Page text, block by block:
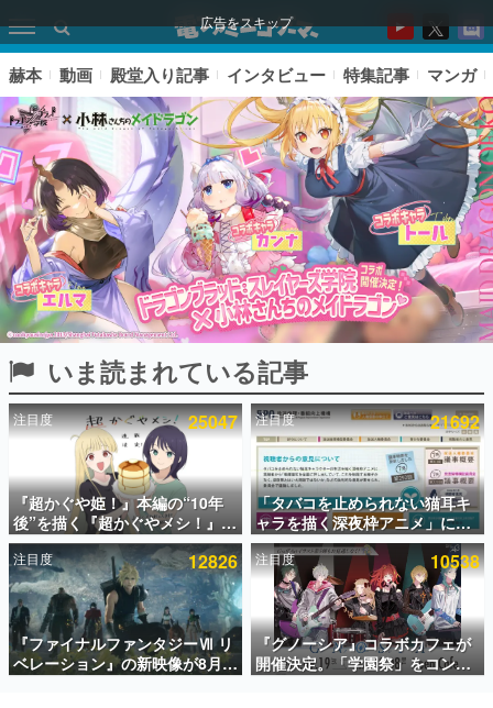
広告をスキップ
ピックアップ
電ファミのいま読まれている記事ランキング
アプリセール情報
インタビュー
連載・特集一覧
殿堂入り記事
SNS拡散数が数千以上！ ページビュー数万以上！ などな
ど。多くの人々に読まれた、電ファミ渾身の“殿堂入り”記
事をまとめました。
赫本 動画 殿堂入り記事 インタビュー 特集記事 マンガ
いま読まれている記事
注目度 25047
『超かぐや姫！』本編の“10年
後”を描く『超かぐやメシ！』
Web連載決定。新たなWebマン
ガレーベル「ビビビコミック」
にて特別話が掲載スタート、あ
のお話には…まだ続きがある！
注目度 21692
「タバコを止められない猫耳キ
ャラを描く深夜枠アニメ」に視
聴者の一部から批判意見。違法
薬物の使用と思しき描写も含め
て、BPOが議論を交わす
注目度 12826
『ファイナルファンタジーⅦ リ
ベレーション』の新映像が8月
26日早朝に公開へ。『FF7』リ
注目度 10538
『グノーシア』コラボカフェが
開催決定。「学園祭」をコンセ
プトに、模擬店やセツやSQ、ラ